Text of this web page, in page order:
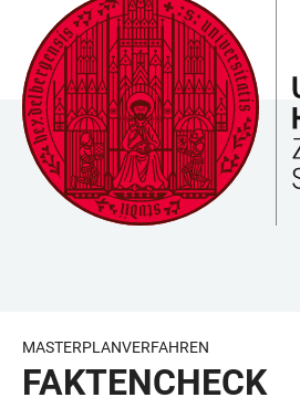
LINKS
ZUR
BARRIEREFREIHEIT
ZUM
HAUPTINHALT
HAUPTNAVIGATION
ÖFFNEN
WEBSEITENSUCHE
ÖFFNEN
MASTERPLANVERFAHREN
FAKTENCHECK